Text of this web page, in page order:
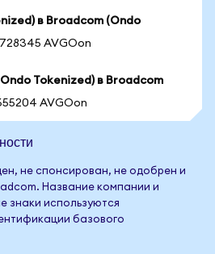
в Broadcom (Ondo
AVGOon
Tokenized) в Broadcom
AVGOon
не спонсирован, не одобрен и
Название компании и
знаки используются
базового